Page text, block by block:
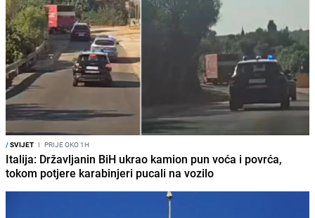
/SVIJET I PRIJE OKO 1H
Italija: Državljanin BiH ukrao kamion pun voća i povrća,
tokom potjere karabinjeri pucali na vozilo